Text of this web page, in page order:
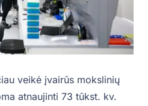
veikė įvairūs mokslinių
atnaujinti 73 tūkst. kv.